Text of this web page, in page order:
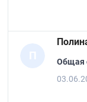
П Общая